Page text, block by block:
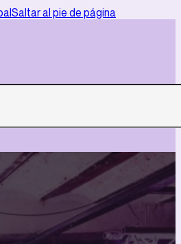
Saltar al pie de página